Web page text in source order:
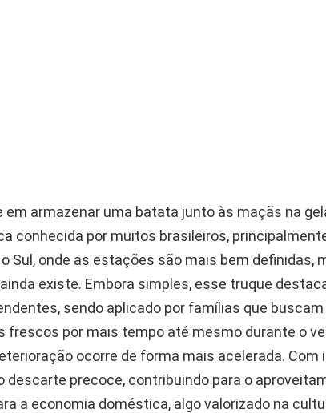
armazenar uma batata junto às maçãs na
conhecida por muitos brasileiros,
Sul, onde as estações são mais bem definidas,
existe. Embora simples, esse truque
sendo aplicado por famílias que
frescos por mais tempo até mesmo durante o
ocorre de forma mais acelerada. Com
descarte precoce, contribuindo para o
a economia doméstica, algo valorizado na